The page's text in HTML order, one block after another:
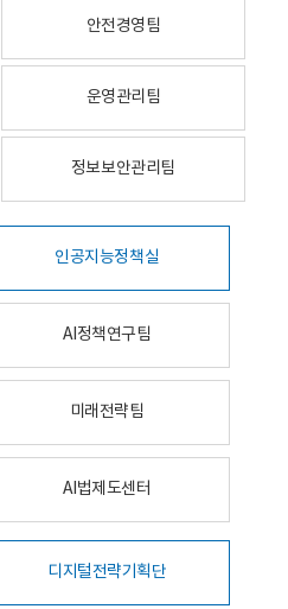
안전경영팀
운영관리팀
정보보안관리팀
인공지능정책실
AI정책연구팀
미래전략팀
AI법제도센터
디지털전략기획단